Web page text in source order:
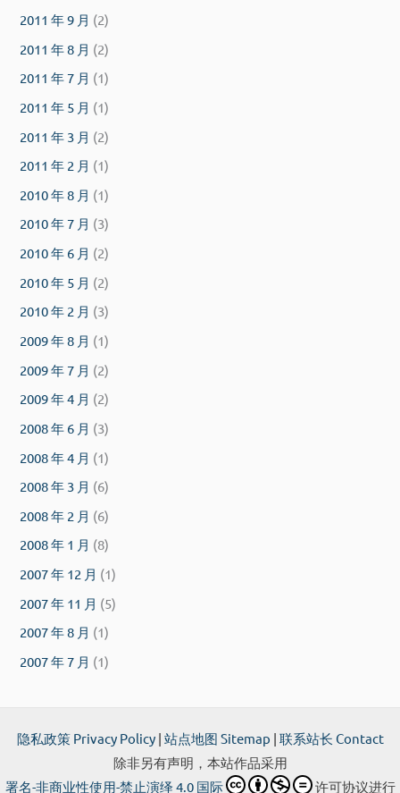
2011 年 9 月 (2)
2011 年 8 月 (2)
2011 年 7 月 (1)
2011 年 5 月 (1)
2011 年 3 月 (2)
2011 年 2 月 (1)
2010 年 8 月 (1)
2010 年 7 月 (3)
2010 年 6 月 (2)
2010 年 5 月 (2)
2010 年 2 月 (3)
2009 年 8 月 (1)
2009 年 7 月 (2)
2009 年 4 月 (2)
2008 年 6 月 (3)
2008 年 4 月 (1)
2008 年 3 月 (6)
2008 年 2 月 (6)
2008 年 1 月 (8)
2007 年 12 月 (1)
2007 年 11 月 (5)
2007 年 8 月 (1)
2007 年 7 月 (1)
隐私政策 Privacy Policy| 站点地图 Sitemap | 联系站长 Contact
除非另有声明，本站作品采用
署名-非商业性使用-禁止演绎 4.0 国际
许可协议进行